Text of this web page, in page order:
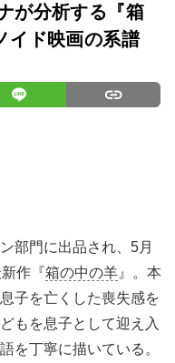
が分析する『箱
イド映画の系譜
部門に出品され、5月
作『箱の中の羊 』。本
子を亡くした喪失感を
もを息子として迎え入
を丁寧に描いている。